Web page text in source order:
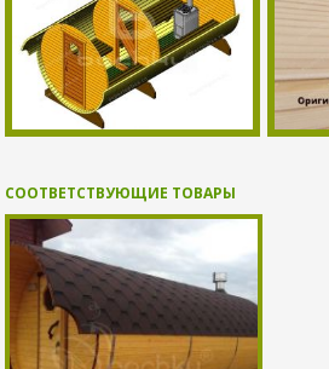
СООТВЕТСТВУЮЩИЕ ТОВАРЫ